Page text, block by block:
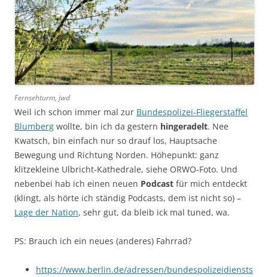
Fernsehturm, jwd
Weil ich schon immer mal zur Bundespolizei-Fliegerstaffel
Blumberg wollte, bin ich da gestern hingeradelt. Nee
Kwatsch, bin einfach nur so drauf los, Hauptsache
Bewegung und Richtung Norden. Höhepunkt: ganz
klitzekleine Ulbricht-Kathedrale, siehe ORWO-Foto. Und
nebenbei hab ich einen neuen Podcast für mich entdeckt
(klingt, als hörte ich ständig Podcasts, dem ist nicht so) –
Lage der Nation, sehr gut, da bleib ick mal tuned, wa.
PS: Brauch ich ein neues (anderes) Fahrrad?
https://www.berlin.de/adressen/bundespolizeidiensts